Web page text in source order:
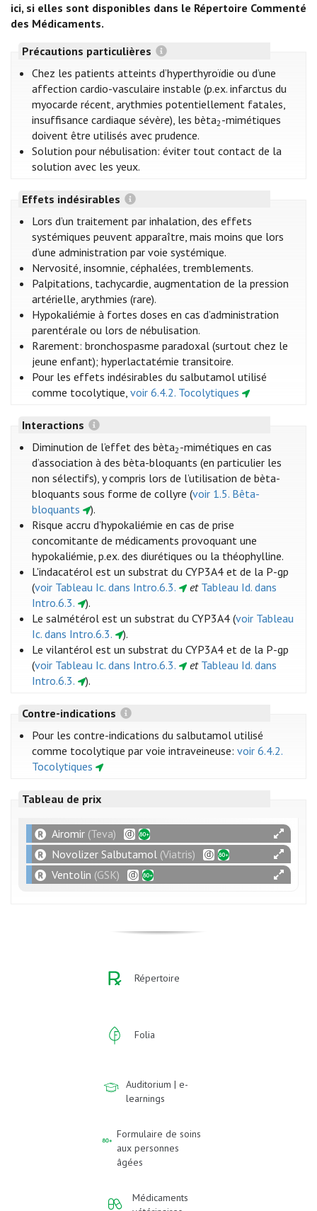
ici, si elles sont disponibles dans le Répertoire Commenté
des Médicaments.
Précautions particulières
Chez les patients atteints d’hyperthyroïdie ou d’une
affection cardio-vasculaire instable (p.ex. infarctus du
myocarde récent, arythmies potentiellement fatales,
insuffisance cardiaque sévère), les bèta2-mimétiques
doivent être utilisés avec prudence.
Solution pour nébulisation: éviter tout contact de la
solution avec les yeux.
Effets indésirables
Lors d’un traitement par inhalation, des effets
systémiques peuvent apparaître, mais moins que lors
d’une administration par voie systémique.
Nervosité, insomnie, céphalées, tremblements.
Palpitations, tachycardie, augmentation de la pression
artérielle, arythmies (rare).
Hypokaliémie à fortes doses en cas d’administration
parentérale ou lors de nébulisation.
Rarement: bronchospasme paradoxal (surtout chez le
jeune enfant); hyperlactatémie transitoire.
Pour les effets indésirables du salbutamol utilisé
comme tocolytique,voir 6.4.2. Tocolytiques
Interactions
Diminution de l’effet des bèta2-mimétiques en cas
d’association à des bèta-bloquants (en particulier les
non sélectifs), y compris lors de l’utilisation de bèta-
bloquants sous forme de collyre (voir 1.5. Bêta-
bloquants
).
Risque accru d’hypokaliémie en cas de prise
concomitante de médicaments provoquant une
hypokaliémie, p.ex. des diurétiques ou la théophylline.
L'indacatérol est un substrat du CYP3A4 et de la P-gp
(voir Tableau Ic. dans Intro.6.3. et Tableau Id. dans
Intro.6.3.
).
Le salmétérol est un substrat du CYP3A4 (voir Tableau
Ic. dans Intro.6.3.
).
Le vilantérol est un substrat du CYP3A4 et de la P-gp
(voir Tableau Ic. dans Intro.6.3. et Tableau Id. dans
Intro.6.3.
).
Contre-indications
Pour les contre-indications du salbutamol utilisé
comme tocolytique par voie intraveineuse:voir 6.4.2.
Tocolytiques
Tableau de prix
Airomir (Teva)
Novolizer Salbutamol (Viatris)
Ventolin (GSK)
Répertoire
Folia
Auditorium | e-
learnings
Formulaire de soins
aux personnes
âgées
Médicaments